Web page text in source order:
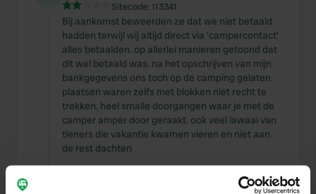
Sitecode: 113341
Bij aankomst beweerden ze dat we niet betaald
hadden terwijl wij altijd direct via 'campercontact'
alles betaalden. op allerlei manieren getoond dat
dit wel betaald was. na het opschrijven van mijn
bankgegevens ons toch op de camping gelaten.
plaatsen waren zelfs met blokken niet recht te
trekken. heel smalle doorgangen waar je met de
camper amper door geraakt. ook veel lawaai van
tieners die vakantie kwamen vieren en niet aan
de rest dachten
4 maanden